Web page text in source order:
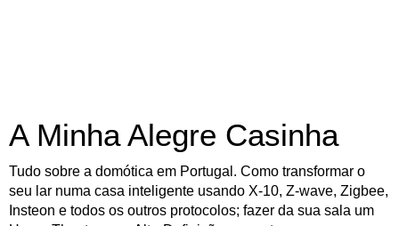
A Minha Alegre Casinha
Tudo sobre a domótica em Portugal. Como transformar o
seu lar numa casa inteligente usando X-10, Z-wave, Zigbee,
Insteon e todos os outros protocolos; fazer da sua sala um